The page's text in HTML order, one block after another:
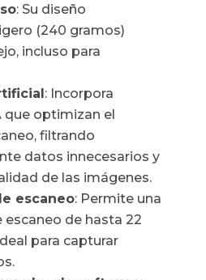
: Su diseño
(240 gramos)
incluso para
: Incorpora
que optimizan el
filtrando
datos innecesarios y
de las imágenes.
escaneo: Permite una
de hasta 22
para capturar